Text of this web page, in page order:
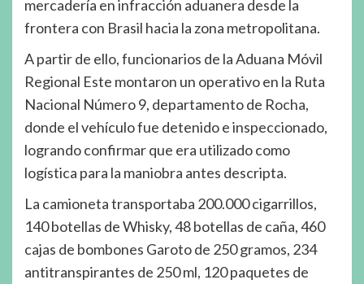
mercadería en infracción aduanera desde la
frontera con Brasil hacia la zona metropolitana.
A partir de ello, funcionarios de la Aduana Móvil
Regional Este montaron un operativo en la Ruta
Nacional Número 9, departamento de Rocha,
donde el vehículo fue detenido e inspeccionado,
logrando confirmar que era utilizado como
logística para la maniobra antes descripta.
La camioneta transportaba 200.000 cigarrillos,
140 botellas de Whisky, 48 botellas de caña, 460
cajas de bombones Garoto de 250 gramos, 234
antitranspirantes de 250 ml, 120 paquetes de